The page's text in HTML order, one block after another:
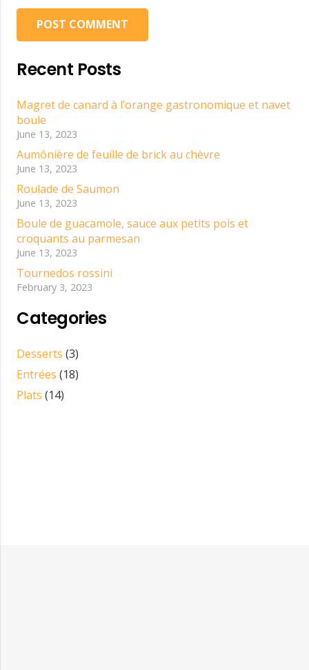
POST COMMENT
Recent Posts
Magret de canard à l’orange gastronomique et navet
boule
June 13, 2023
Aumônière de feuille de brick au chèvre
June 13, 2023
Roulade de Saumon
June 13, 2023
Boule de guacamole, sauce aux petits pois et
croquants au parmesan
June 13, 2023
Tournedos rossini
February 3, 2023
Categories
Desserts (3)
Entrées (18)
Plats (14)